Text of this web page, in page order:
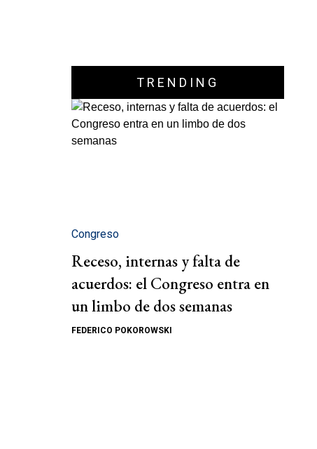
TRENDING
Congreso
Receso, internas y falta de
acuerdos: el Congreso entra en
un limbo de dos semanas
FEDERICO POKOROWSKI